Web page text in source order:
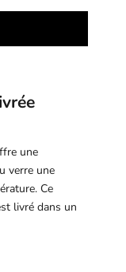
une
verre une
Ce
livré dans un